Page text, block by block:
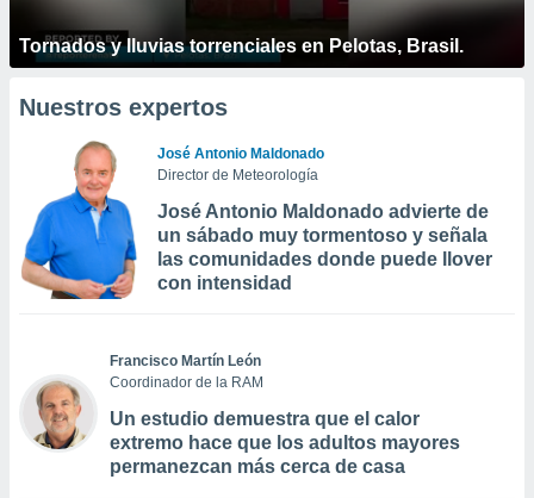
Tornados y lluvias torrenciales en Pelotas, Brasil.
Nuestros expertos
José Antonio Maldonado
Director de Meteorología
José Antonio Maldonado advierte de
un sábado muy tormentoso y señala
las comunidades donde puede llover
con intensidad
Francisco Martín León
Coordinador de la RAM
Un estudio demuestra que el calor
extremo hace que los adultos mayores
permanezcan más cerca de casa